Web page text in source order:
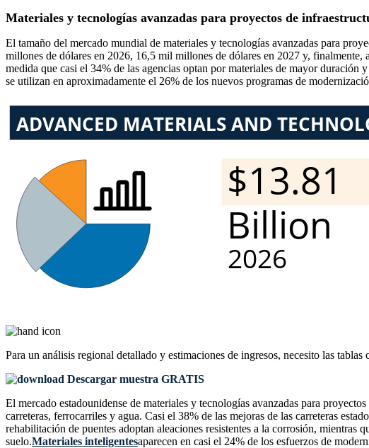
Materiales y tecnologías avanzadas para proyectos de
El tamaño del mercado mundial de materiales y tecnologías avanzadas para
millones de dólares en 2026, 16,5 mil millones de dólares en 2027 y,
medida que casi el 34% de las agencias optan por materiales de mayor
se utilizan en aproximadamente el 26% de los nuevos programas de
Para un análisis regional detallado y estimaciones de ingresos, necesito las tablas
Descargar muestra GRATIS
El mercado estadounidense de materiales y tecnologías avanzadas para
carreteras, ferrocarriles y agua. Casi el 38% de las mejoras de las carreteras
rehabilitación de puentes adoptan aleaciones resistentes a la corrosión,
suelo.Materiales inteligentesaparecen en casi el 24% de los esfuerzos de